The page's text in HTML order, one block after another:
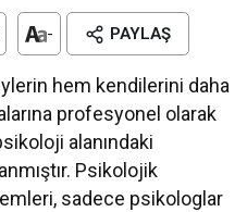
- PAYLAŞ
hem kendilerini daha
profesyonel olarak
alanındaki
Psikolojik
sadece psikologlar